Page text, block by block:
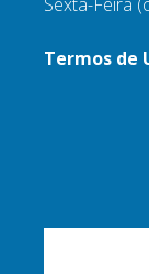
Termos de